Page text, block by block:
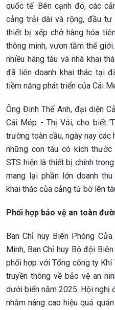
quốc tế. Bên cạnh đó, các
cảng trải dài và rộng, đầu tư
thiết bị xếp chở hàng hóa
thông minh, vươn tầm thế
nhiều hãng tàu và nhà khai
đã liên doanh khai thác tại
tiềm năng phát triển của Cái
Ông Đinh Thế Anh, đại diện
Cái Mép - Thị Vải, cho biết:"
trường toàn cầu, ngày nay
những con tàu có kích
STS hiện là thiết bị chính
mang lại phần lớn doanh
khai thác của cảng từ bờ lên
Phối hợp bảo vệ an toàn
Ban Chỉ huy Biên Phòng
Minh, Ban Chỉ huy Bộ đội
phối hợp với Tổng công ty
truyền thông về bảo vệ an
dưới biển năm 2025. Hội nghị
nhằm nâng cao hiệu quả